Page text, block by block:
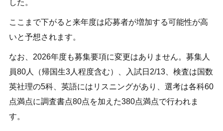
した。
ここまで下がると来年度は応募者が増加する可能性が高
いと予想されます。
なお、2026年度も募集要項に変更はありません。募集人
員80人（帰国生3人程度含む）、入試日2/13、検査は国数
英社理の5科、英語にはリスニングがあり、選考は各科60
点満点に調査書点80点を加えた380点満点で行われま
す。